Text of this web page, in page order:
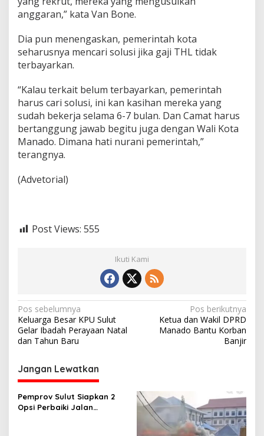
anggaran,” kata Van Bone.
Dia pun menengaskan, pemerintah kota
seharusnya mencari solusi jika gaji THL tidak
terbayarkan.
“Kalau terkait belum terbayarkan, pemerintah
harus cari solusi, ini kan kasihan mereka yang
sudah bekerja selama 6-7 bulan. Dan Camat harus
bertanggung jawab begitu juga dengan Wali Kota
Manado. Dimana hati nurani pemerintah,”
terangnya.
(Advetorial)
Post Views: 555
Ikuti Kami
N
a
v
i
g
a
s
Pos sebelumnya
Keluarga Besar KPU Sulut
Gelar Ibadah Perayaan Natal
dan Tahun Baru
Pos berikutnya
Ketua dan Wakil DPRD
Manado Bantu Korban
Banjir
Jangan Lewatkan
Pemprov Sulut Siapkan 2
Opsi Perbaiki Jalan